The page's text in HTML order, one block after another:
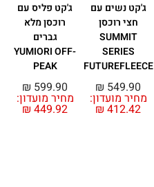
ג'קט נשים עם
חצי רוכסן
SUMMIT
SERIES
FUTUREFLEECE
מחיר מועדון:
₪ 412.42
₪ 549.90
ג'קט פליס עם
רוכסן מלא
גברים
YUMIORI OFF-
PEAK
מחיר מועדון:
₪ 449.92
₪ 599.90